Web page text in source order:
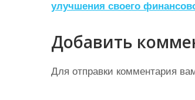
в
и
г
а
улучшения своего
Добавить
Для отправки комментария